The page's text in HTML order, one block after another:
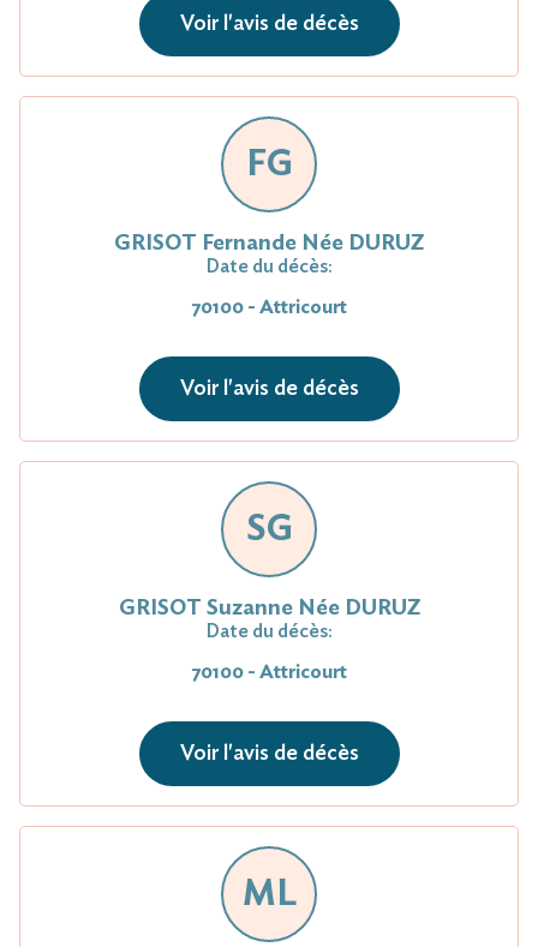
Voir l'avis de décès
FG
GRISOT Fernande Née DURUZ
Date du décès:
70100 - Attricourt
Voir l'avis de décès
SG
GRISOT Suzanne Née DURUZ
Date du décès:
70100 - Attricourt
Voir l'avis de décès
ML